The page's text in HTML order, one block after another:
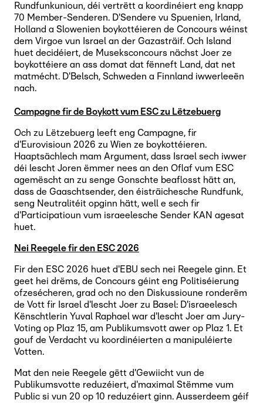
Rundfunkunioun, déi vertrëtt a koordinéiert eng knapp
70 Member-Senderen. D'Sendere vu Spuenien, Irland,
Holland a Slowenien boykottéieren de Concours wéinst
dem Virgoe vun Israel an der Gazasträif. Och Island
huet decidéiert, de Museksconcours nächst Joer ze
boykottéiere an ass domat dat fënneft Land, dat net
matmécht. D'Belsch, Schweden a Finnland iwwerleeën
nach.
Campagne fir de Boykott vum ESC zu Lëtzebuerg
Och zu Lëtzebuerg leeft eng Campagne, fir
d'Eurovisioun 2026 zu Wien ze boykottéieren.
Haaptsächlech mam Argument, dass Israel sech iwwer
déi lescht Joren ëmmer nees an den Oflaf vum ESC
agemëscht an zu senge Gonschte beaflosst hätt an,
dass de Gaaschtsender, den éisträichesche Rundfunk,
seng Neutralitéit opginn hätt, well e sech fir
d'Participatioun vum israeelesche Sender KAN agesat
huet.
Nei Reegele fir den ESC 2026
Fir den ESC 2026 huet d'EBU sech nei Reegele ginn. Et
geet hei drëms, de Concours géint eng Politiséierung
ofzesécheren, grad och no den Diskussioune ronderëm
de Vott fir Israel d'lescht Joer zu Basel: D'israeelesch
Kënschtlerin Yuval Raphael war d'lescht Joer am Jury-
Voting op Plaz 15, am Publikumsvott awer op Plaz 1. Et
gouf de Verdacht vu koordinéierten a manipuléierte
Votten.
Mat den neie Reegele gëtt d'Gewiicht vun de
Publikumsvotte reduzéiert, d'maximal Stëmme vum
Public si vun 20 op 10 reduzéiert ginn. Ausserdeem géif